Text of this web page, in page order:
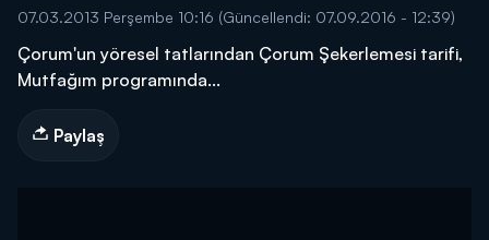
07.03.2013 Perşembe 10:16 (Güncellendi: 07.09.2016 - 12:39)
Çorum'un yöresel tatlarından Çorum Şekerlemesi tarifi,
Mutfağım programında...
Paylaş